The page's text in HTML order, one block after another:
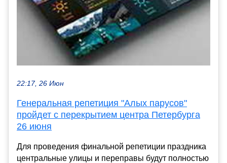
22:17, 26 Июн
Генеральная репетиция "Алых парусов"
пройдет с перекрытием центра Петербурга
26 июня
Для проведения финальной репетиции праздника
центральные улицы и переправы будут полностью